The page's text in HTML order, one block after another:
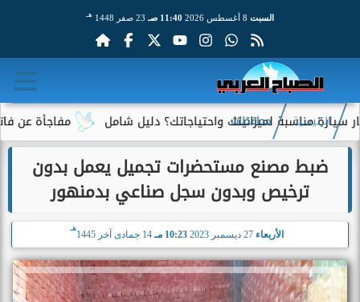
السبت 11:40 صـ 23 صفر 1448 هـ
مفاجأة عن فاتورة مناسبة لميزانيتك واحتياجاتك؟ دليل شامل
الرئيسية محافظات
ضبط مصنع مستحضرات تجميل يعمل بدون
ترخيص وبدون سجل صناعي بدمنهور
الأربعاء 10:23 مـ 14 جمادى آخر 1445
هـ